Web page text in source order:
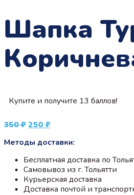
Шапка
Купите и получите 13 баллов!
350₽ Первоначальная
составляла
250 ₽Текущая
250 ₽.
Методы доставки:
Бесплатная доставка по
Самовывоз из г. Тольятти
Курьерская доставка
Доставка почтой и